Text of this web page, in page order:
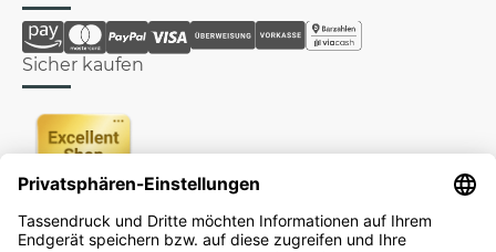
Sicher kaufen